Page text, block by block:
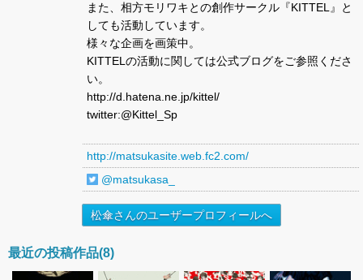
また、相方モリワキとの創作サークル『KITTEL』と
しても活動しています。
様々な企画を画策中。
KITTELの活動に関しては公式ブログをご参照くださ
い。
http://d.hatena.ne.jp/kittel/
twitter:@Kittel_Sp
http://matsukasite.web.fc2.com/
@matsukasa_
松傘さんのユーザープロフィールへ
最近の投稿作品(8)